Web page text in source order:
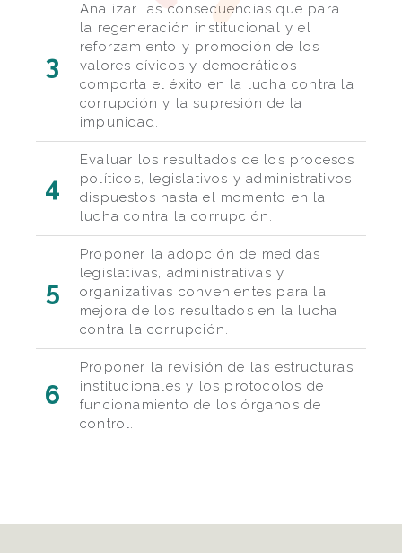
3
Analizar las consecuencias que para
la regeneración institucional y el
reforzamiento y promoción de los
valores cívicos y democráticos
comporta el éxito en la lucha contra la
corrupción y la supresión de la
impunidad.
4
Evaluar los resultados de los procesos
políticos, legislativos y administrativos
dispuestos hasta el momento en la
lucha contra la corrupción.
5
Proponer la adopción de medidas
legislativas, administrativas y
organizativas convenientes para la
mejora de los resultados en la lucha
contra la corrupción.
6
Proponer la revisión de las estructuras
institucionales y los protocolos de
funcionamiento de los órganos de
control.